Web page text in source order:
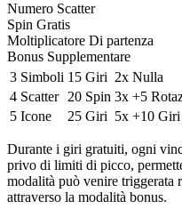
Numero Scatter
Spin Gratis
Moltiplicatore Di partenza
Bonus Supplementare
3 Simboli 15 Giri 2x Nulla
4 Scatter
20 Spin 3x +5
5 Icone
25 Giri 5x +10
Durante i giri gratuiti, ogni
privo di limiti di picco,
modalità può venire triggerata
attraverso la modalità bonus.